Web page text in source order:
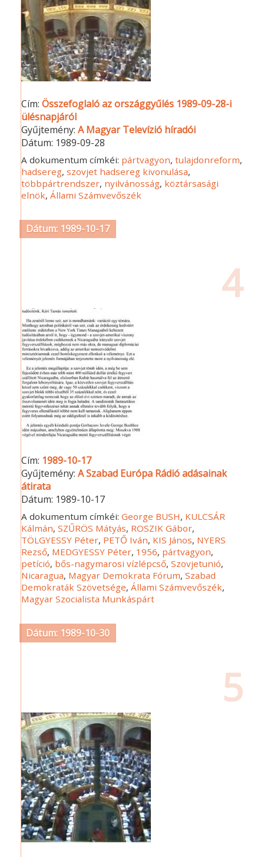
Cím:Összefoglaló az országgyűlés 1989-09-28-i
ülésnapjáról
Gyűjtemény:A Magyar Televízió híradói
Dátum: 1989-09-28
A dokumentum címkéi: pártvagyon,tulajdonreform,
hadsereg,szovjet hadsereg kivonulása,
többpártrendszer, nyilvánosság, köztársasági
elnök,Állami Számvevőszék
Dátum: 1989-10-17
4
Cím: 1989-10-17
Gyűjtemény:A Szabad Európa Rádió adásainak
átirata
Dátum: 1989-10-17
A dokumentum címkéi:George BUSH, KULCSÁR
Kálmán,SZŰRÖS Mátyás, ROSZIK Gábor,
TÖLGYESSY Péter, PETŐ Iván, KIS János, NYERS
Rezső, MEDGYESSY Péter, 1956, pártvagyon,
petíció, bős-nagymarosi vízlépcső,Szovjetunió,
Nicaragua, Magyar Demokrata Fórum,Szabad
Demokraták Szövetsége,Állami Számvevőszék,
Magyar Szocialista Munkáspárt
Dátum: 1989-10-30
5